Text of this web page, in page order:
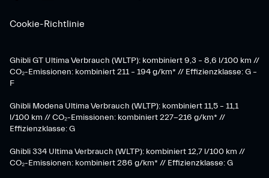
Cookie-Richtlinie
Ghibli GT Ultima Verbrauch (WLTP): kombiniert 9,3 – 8,6 l/100 km //
CO₂-Emissionen: kombiniert 211 – 194 g/km* // Effizienzklasse: G –
F
Ghibli Modena Ultima Verbrauch (WLTP): kombiniert 11,5 – 11,1
l/100 km // CO₂-Emissionen: kombiniert 227-216 g/km* //
Effizienzklasse: G
Ghibli 334 Ultima Verbrauch (WLTP): kombiniert 12,7 l/100 km //
CO₂-Emissionen: kombiniert 286 g/km* // Effizienzklasse: G